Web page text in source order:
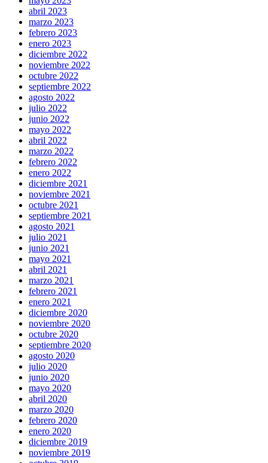
abril 2023
marzo 2023
febrero 2023
enero 2023
diciembre 2022
noviembre 2022
octubre 2022
septiembre 2022
agosto 2022
julio 2022
junio 2022
mayo 2022
abril 2022
marzo 2022
febrero 2022
enero 2022
diciembre 2021
noviembre 2021
octubre 2021
septiembre 2021
agosto 2021
julio 2021
junio 2021
mayo 2021
abril 2021
marzo 2021
febrero 2021
enero 2021
diciembre 2020
noviembre 2020
octubre 2020
septiembre 2020
agosto 2020
julio 2020
junio 2020
mayo 2020
abril 2020
marzo 2020
febrero 2020
enero 2020
diciembre 2019
noviembre 2019